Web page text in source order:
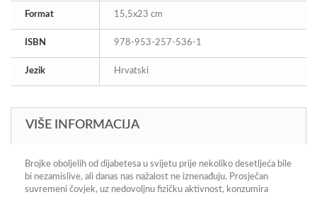
Format 15,5x23 cm
ISBN 978-953-257-536-1
Jezik Hrvatski
VIŠE INFORMACIJA
Brojke oboljelih od dijabetesa u svijetu prije nekoliko desetljeća bile
bi nezamislive, ali danas nas nažalost ne iznenađuju. Prosječan
suvremeni čovjek, uz nedovoljnu fizičku aktivnost, konzumira